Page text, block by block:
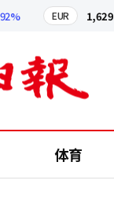
EUR 1,629.60
体育